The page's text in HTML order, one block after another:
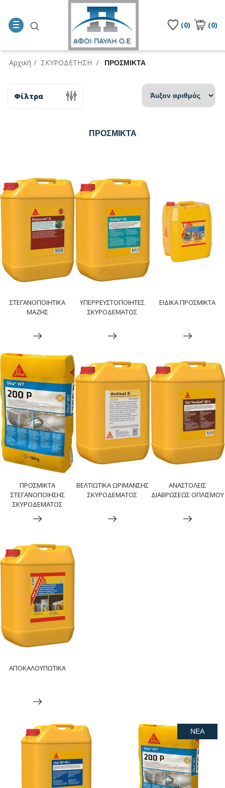
(0) (0)
Αρχική / ΣΚΥΡΟΔΕΤΗΣΗ / ΠΡΟΣΜΙΚΤΑ
Φίλτρα
ΠΡΟΣΜΙΚΤΑ
ΣΤΕΓΑΝΟΠΟΙΗΤΙΚΑ
ΜΑΖΗΣ
ΥΠΕΡΡΕΥΣΤΟΠΟΙΗΤΕΣ
ΣΚΥΡΟΔΕΜΑΤΟΣ
ΕΙΔΙΚΑ ΠΡΟΣΜΙΚΤΑ
ΠΡΟΣΜΙΚΤΑ
ΣΤΕΓΑΝΟΠΟΙΗΣΗΣ
ΣΚΥΡΟΔΕΜΑΤΟΣ
ΒΕΛΤΙΩΤΙΚΑ ΩΡΙΜΑΝΣΗΣ
ΣΚΥΡΟΔΕΜΑΤΟΣ
ΑΝΑΣΤΟΛΕΙΣ
ΔΙΑΒΡΩΣΕΩΣ ΟΠΛΙΣΜΟΥ
ΑΠΟΚΑΛΟΥΠΩΤΙΚΑ
ΝΕΑ